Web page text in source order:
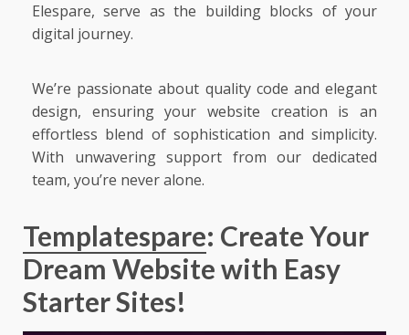
Elespare, serve as the building blocks of your
digital journey.
We’re passionate about quality code and elegant
design, ensuring your website creation is an
effortless blend of sophistication and simplicity.
With unwavering support from our dedicated
team, you’re never alone.
Templatespare: Create Your
Dream Website with Easy
Starter Sites!